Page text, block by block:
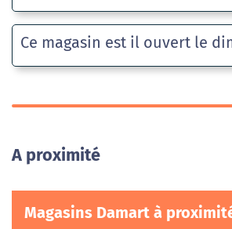
Ce magasin est il ouvert le
A proximité
Magasins Damart à